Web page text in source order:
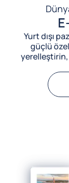
Yurt dışı
güçlü
yerelleştirin,